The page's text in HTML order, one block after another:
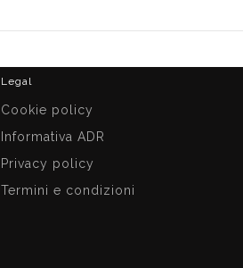
Legal
Cookie policy
Informativa ADR
Privacy policy
Termini e condizioni